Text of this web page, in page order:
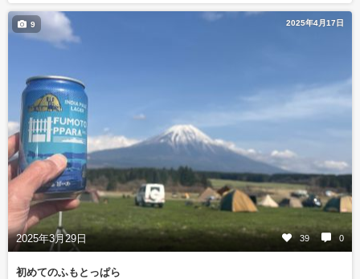
2025年4月17日
2025年3月29日 39 0
9
初めてのふもとっぱら